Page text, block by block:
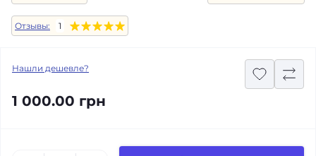
Отзывы: 1
Нашли дешевле?
1 000.00 грн